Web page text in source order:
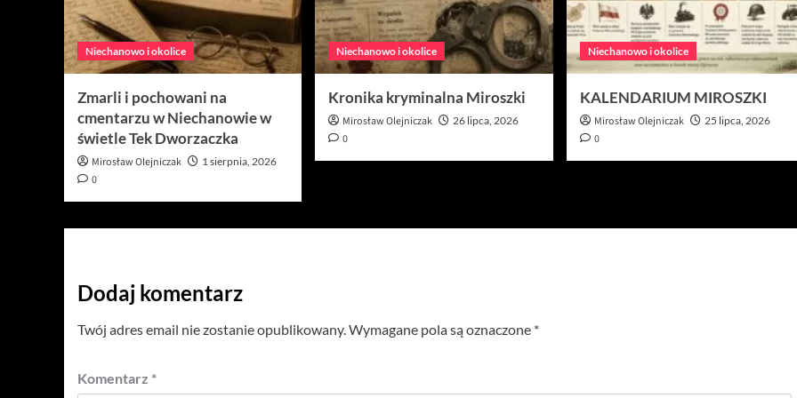
Niechanowo i okolice
Zmarli i pochowani na
cmentarzu w Niechanowie w
świetle Tek Dworzaczka
Mirosław Olejniczak 1 sierpnia, 2026
0
Niechanowo i okolice
Kronika kryminalna Miroszki
Mirosław Olejniczak 26 lipca, 2026
0
Niechanowo i okolice
KALENDARIUM MIROSZKI
Mirosław Olejniczak 25 lipca, 2026
0
Dodaj komentarz
Twój adres email nie zostanie opublikowany.Wymagane pola są oznaczone *
Komentarz *